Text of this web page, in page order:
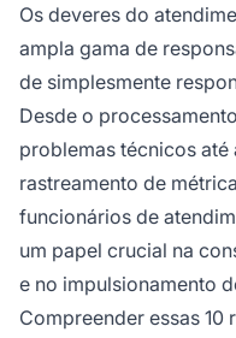
Os deveres do
ampla gama de
de simplesmente
Desde o
problemas técnicos
rastreamento de
funcionários de
um papel crucial na
e no impulsionamento
Compreender essas